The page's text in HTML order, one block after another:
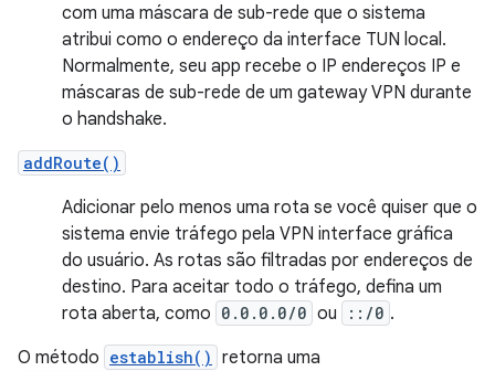
com uma máscara de sub-rede que o sistema
atribui como o endereço da interface TUN local.
Normalmente, seu app recebe o IP endereços IP e
máscaras de sub-rede de um gateway VPN durante
o handshake.
addRoute()
Adicionar pelo menos uma rota se você quiser que o
sistema envie tráfego pela VPN interface gráfica
do usuário. As rotas são filtradas por endereços de
destino. Para aceitar todo o tráfego, defina um
rota aberta, como 0.0.0.0/0 ou ::/0 .
O método establish() retorna uma